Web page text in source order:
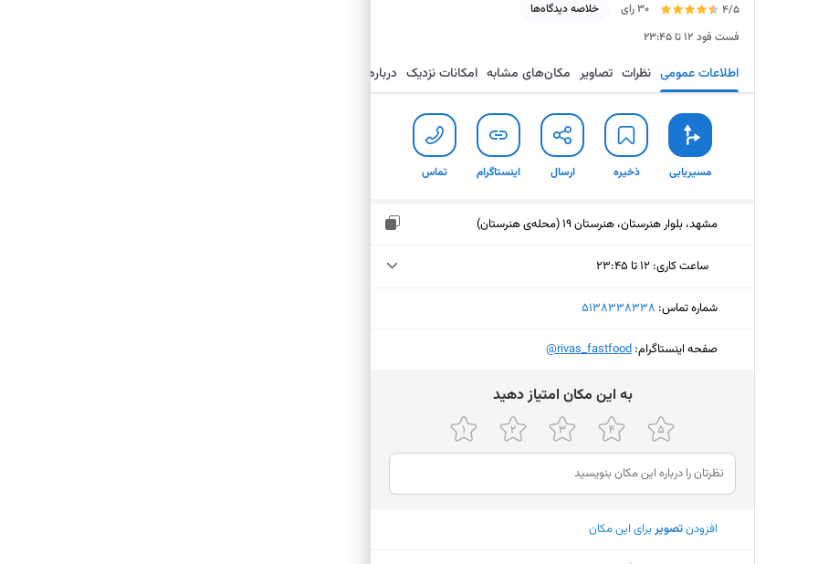
4/5 30 رای
خلاصه دیدگاه‌ها
فست فود ۱۲ تا ۲۳:۴۵
اطلاعات عمومی نظرات تصاویر مکان‌های مشابه امکانات نزدیک درباره
مسیریابی ذخیره ارسال اینستاگرام تماس
مشهد، بلوار هنرستان، هنرستان 19 (محله‌ی هنرستان)
ساعت کاری: ۱۲ تا ۲۳:۴۵
پنجشنبه (امروز)
دوشنبه
۱۲ تا ۲۳:۴۵
سه‌شنبه
۱۲ تا ۲۳:۴۵
چهارشنبه
شماره تماس: ‎5138338338
صفحه اینستاگرام: ‎@rivas_fastfood
ﺑﻪ اﯾﻦ ﻣﮑﺎن اﻣﺘﯿﺎز دﻫﯿﺪ
افزودنتصویربرای این مکان